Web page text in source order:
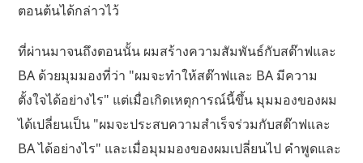
ตอนต้นได้กล่าวไว้
ที่ผ่านมาจนถึงตอนนั้น ผมสร้างความสัมพันธ์กับสต๊าฟและ
BA ด้วยมุมมองที่ว่า "ผมจะทำให้สต๊าฟและ BA มีความ
ตั้งใจได้อย่างไร" แต่เมื่อเกิดเหตุการณ์นี้ขึ้น มุมมองของผม
ได้เปลี่ยนเป็น "ผมจะประสบความสำเร็จร่วมกับสต๊าฟและ
BA ได้อย่างไร" และเมื่อมุมมองของผมเปลี่ยนไป คำพูดและ